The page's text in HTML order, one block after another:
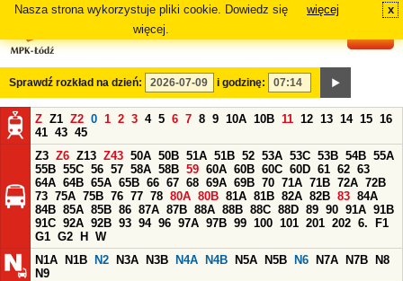
Nasza strona wykorzystuje pliki cookie. Dowiedz się
więcej.
więcej x
Sprawdź rozkład na dzień: i godzinę:
Z Z1 Z2 0 1 2 3 4 5 6 7 8 9 10A 10B 11 12 13 14 15 16
41 43 45
Z3 Z6 Z13 Z43 50A 50B 51A 51B 52 53A 53C 53B 54B 55A
55B 55C 56 57 58A 58B 59 60A 60B 60C 60D 61 62 63
64A 64B 65A 65B 66 67 68 69A 69B 70 71A 71B 72A 72B
73 75A 75B 76 77 78 80A 80B 81A 81B 82A 82B 83 84A
84B 85A 85B 86 87A 87B 88A 88B 88C 88D 89 90 91A 91B
91C 92A 92B 93 94 96 97A 97B 99 100 101 201 202 6.
F1
G1 G2 H
W
N1A
N1B N2 N3A N3B N4A N4B N5A N5B N6 N7A N7B
N8
N9